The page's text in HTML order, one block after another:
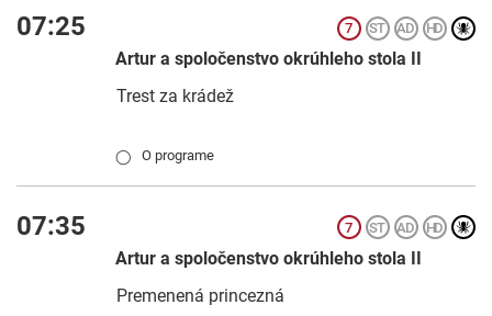
07:25
Artur a spoločenstvo okrúhleho stola II
Trest za krádež
◯ O programe
07:35
Artur a spoločenstvo okrúhleho stola II
Premenená princezná